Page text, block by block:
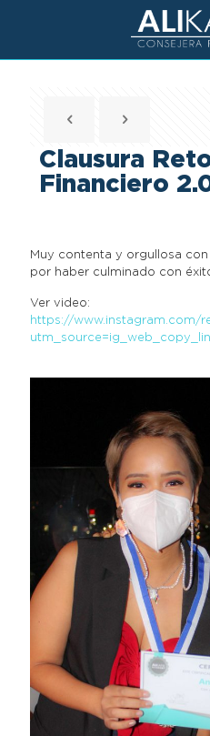
Clausura
Financiero
Muy contenta y orgullosa
por haber culminado con
Ver video:
https://www.instagram.com/